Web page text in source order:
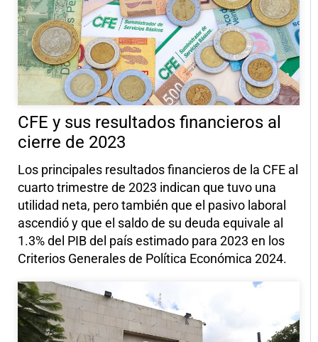
CFE y sus resultados financieros al
cierre de 2023
Los principales resultados financieros de la CFE al
cuarto trimestre de 2023 indican que tuvo una
utilidad neta, pero también que el pasivo laboral
ascendió y que el saldo de su deuda equivale al
1.3% del PIB del país estimado para 2023 en los
Criterios Generales de Política Económica 2024.